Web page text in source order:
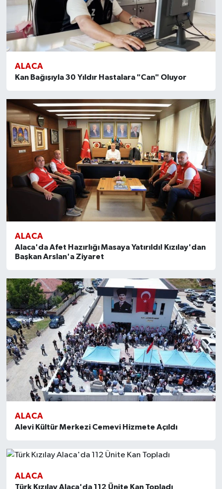
ALACA
Kan Bağışıyla 30 Yıldır Hastalara "Can" Oluyor
ALACA
Alaca'da Afet Hazırlığı Masaya Yatırıldı! Kızılay'dan
Başkan Arslan'a Ziyaret
ALACA
Alevi Kültür Merkezi Cemevi Hizmete Açıldı
ALACA
Türk Kızılay Alaca'da 112 Ünite Kan Topladı